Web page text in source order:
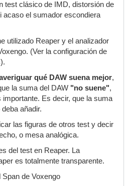
test clásico de IMD, distorsión de
acaso el sumador escondiera
utilizado Reaper y el analizador
(Ver la configuración de
qué DAW suena mejor,
la suma del DAW "no suene",
Es decir, que la suma
añadir.
las figuras de otros test y decir
o mesa analógica.
del test en Reaper. La
es totalmente transparente.
Span de Voxengo